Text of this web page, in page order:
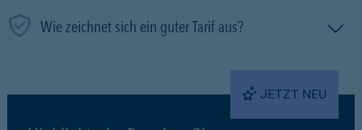
Wie zeichnet sich ein guter Tarif aus?
JETZT NEU